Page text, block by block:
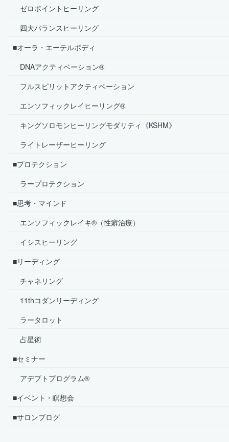
ゼロポイントヒーリング
四大バランスヒーリング
■オーラ・エーテルボディ
DNAアクティベーション®
フルスピリットアクティベーション
エンソフィックレイヒーリング®
キングソロモンヒーリングモダリティ《KSHM》
ライトレーザーヒーリング
■プロテクション
ラープロテクション
■思考・マインド
エンソフィックレイキ®（性癖治療）
イシスヒーリング
■リーディング
チャネリング
11thコダンリーディング
ラータロット
占星術
■セミナー
アデプトプログラム®
■イベント・瞑想会
■サロンブログ